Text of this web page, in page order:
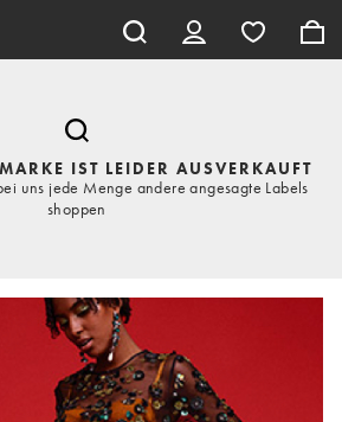
IST LEIDER AUSVERKAUFT
uns jede Menge andere angesagte Labels
shoppen